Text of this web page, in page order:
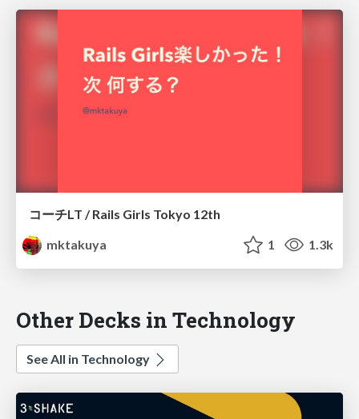
コーチLT / Rails Girls Tokyo 12th
mktakuya
1 1.3k
Other Decks in Technology
See All in Technology